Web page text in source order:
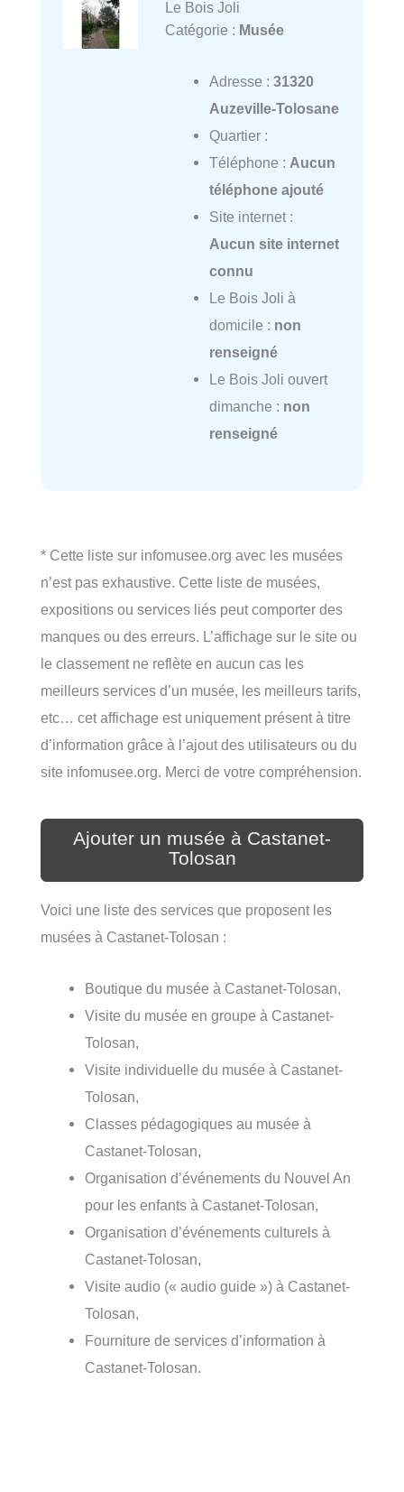
Le Bois Joli
Catégorie : Musée
Adresse : 31320
Auzeville-Tolosane
Quartier :
Téléphone : Aucun
téléphone ajouté
Site internet :
Aucun site internet
connu
Le Bois Joli à
domicile : non
renseigné
Le Bois Joli ouvert
dimanche : non
renseigné
* Cette liste sur infomusee.org avec les musées
n’est pas exhaustive. Cette liste de musées,
expositions ou services liés peut comporter des
manques ou des erreurs. L’affichage sur le site ou
le classement ne reflète en aucun cas les
meilleurs services d’un musée, les meilleurs tarifs,
etc… cet affichage est uniquement présent à titre
d’information grâce à l’ajout des utilisateurs ou du
site infomusee.org. Merci de votre compréhension.
Ajouter un musée à Castanet-
Tolosan
Voici une liste des services que proposent les
musées à Castanet-Tolosan :
Boutique du musée à Castanet-Tolosan,
Visite du musée en groupe à Castanet-
Tolosan,
Visite individuelle du musée à Castanet-
Tolosan,
Classes pédagogiques au musée à
Castanet-Tolosan,
Organisation d’événements du Nouvel An
pour les enfants à Castanet-Tolosan,
Organisation d’événements culturels à
Castanet-Tolosan,
Visite audio (« audio guide ») à Castanet-
Tolosan,
Fourniture de services d’information à
Castanet-Tolosan.